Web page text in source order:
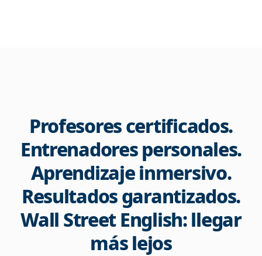
Profesores certificados.
Entrenadores personales.
Aprendizaje inmersivo.
Resultados garantizados.
Wall Street English: llegar
más lejos​